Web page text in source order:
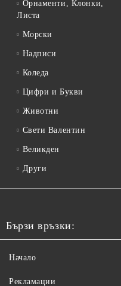
Орнаменти, Клонки,
Листа
Морски
Надписи
Коледа
Цифри и Букви
Животни
Свети Валентин
Великден
Други
Бързи връзки:
Начало
Рекламации